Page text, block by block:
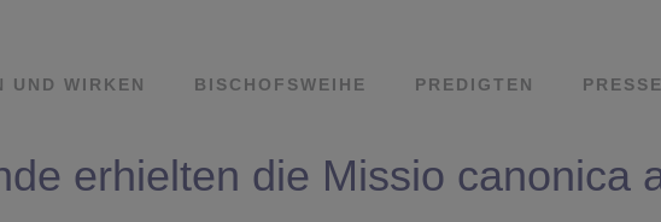
UND WIRKEN BISCHOFSWEIHE PREDIGTEN
erhielten die Missio canonica